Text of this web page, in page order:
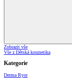
Zobrazit vše
Vše z Dětská kosmetika
Kategorie
Derma Ryor